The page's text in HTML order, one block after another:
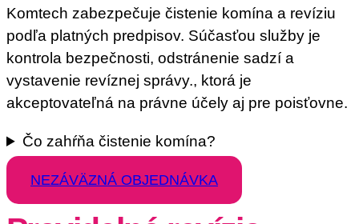
Komtech zabezpečuje čistenie komína a revíziu
podľa platných predpisov. Súčasťou služby je
kontrola bezpečnosti, odstránenie sadzí a
vystavenie revíznej správy., ktorá je
akceptovateľná na právne účely aj pre poisťovne.
Čo zahŕňa čistenie komína?
NEZÁVÄZNÁ OBJEDNÁVKA